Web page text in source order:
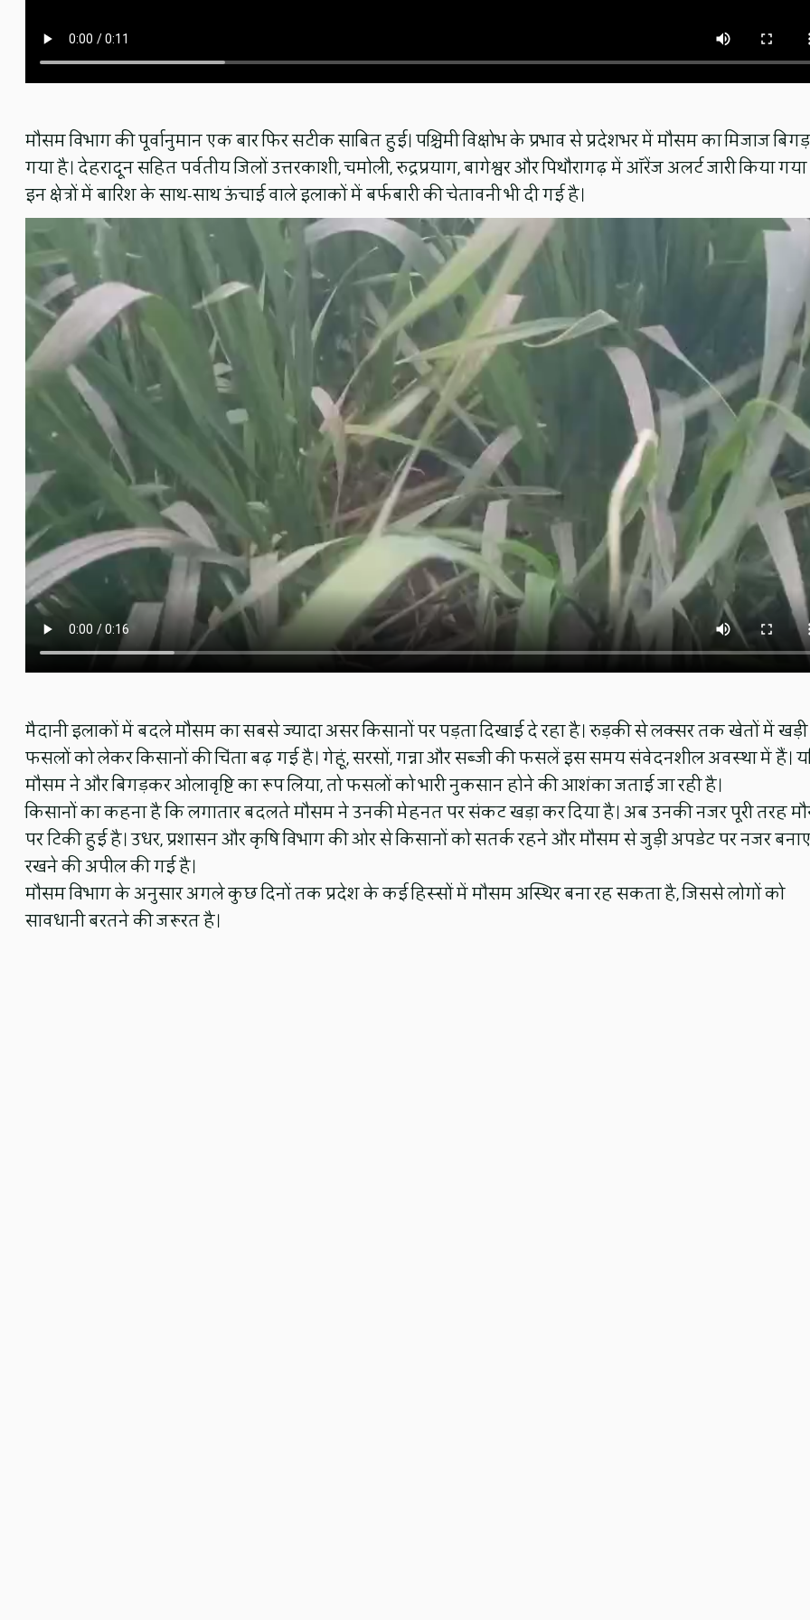
मौसम विभाग की पूर्वानुमान एक बार फिर सटीक साबित हुई। पश्चिमी विक्षोभ के प्रभाव से प्रदेशभर में मौसम का मिजाज बिगड़
गया है। देहरादून सहित पर्वतीय जिलों उत्तरकाशी, चमोली, रुद्रप्रयाग, बागेश्वर और पिथौरागढ़ में ऑरेंज अलर्ट जारी किया
इन क्षेत्रों में बारिश के साथ-साथ ऊंचाई वाले इलाकों में बर्फबारी की चेतावनी भी दी गई है।
मैदानी इलाकों में बदले मौसम का सबसे ज्यादा असर किसानों पर पड़ता दिखाई दे रहा है। रुड़की से लक्सर तक खेतों में खड़ी
फसलों को लेकर किसानों की चिंता बढ़ गई है। गेहूं, सरसों, गन्ना और सब्जी की फसलें इस समय संवेदनशील अवस्था में हैं।
मौसम ने और बिगड़कर ओलावृष्टि का रूप लिया, तो फसलों को भारी नुकसान होने की आशंका जताई जा रही है।
किसानों का कहना है कि लगातार बदलते मौसम ने उनकी मेहनत पर संकट खड़ा कर दिया है। अब उनकी नजर पूरी तरह
पर टिकी हुई है। उधर, प्रशासन और कृषि विभाग की ओर से किसानों को सतर्क रहने और मौसम से जुड़ी अपडेट पर नजर
रखने की अपील की गई है।
मौसम विभाग के अनुसार अगले कुछ दिनों तक प्रदेश के कई हिस्सों में मौसम अस्थिर बना रह सकता है, जिससे लोगों को
सावधानी बरतने की जरूरत है।